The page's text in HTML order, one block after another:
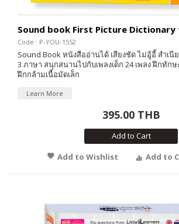
Sound book First Picture Dictionary
Code : P-YOU-1552
Sound Book หนังสืออ่านได้ เสียงชัด ไม่อู้อี้ สำเนี
3 ภาษา สนุกสนานไปกับเพลงเด็ก 24 เพลง ฝึกทัก
ฝึกกล้ามเนื้อมัดเล็ก
Learn More
395.00 THB
Add to Cart
Add to Wishlist
Add to